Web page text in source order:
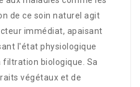
de ce soin naturel agit
immédiat, apaisant
l'état physiologique
biologique. Sa
végétaux et de